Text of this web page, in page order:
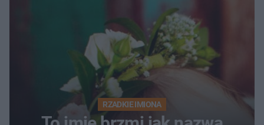
RZADKIE IMIONA